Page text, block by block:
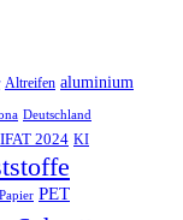
Altreifen aluminium
Deutschland
IFAT 2024 KI
Papier PET